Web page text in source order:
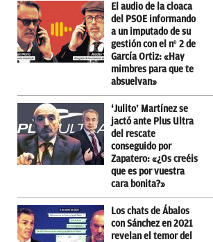
El audio de la cloaca
del PSOE informando
a un imputado de su
gestión con el nº 2 de
García Ortiz: «Hay
mimbres para que te
absuelvan»
‘Julito’ Martínez se
jactó ante Plus Ultra
del rescate
conseguido por
Zapatero: «¿Os creéis
que es por vuestra
cara bonita?»
Los chats de Ábalos
con Sánchez en 2021
revelan el temor del